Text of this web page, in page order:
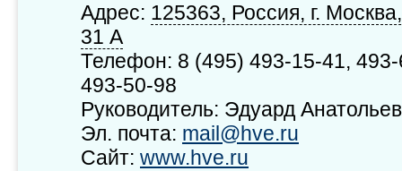
Адрес: 125363, Россия, г.
31 А
Телефон: 8 (495) 493-15-41,
493-50-98
Руководитель: Эдуард
Эл. почта: mail@hve.ru
Сайт: www.hve.ru